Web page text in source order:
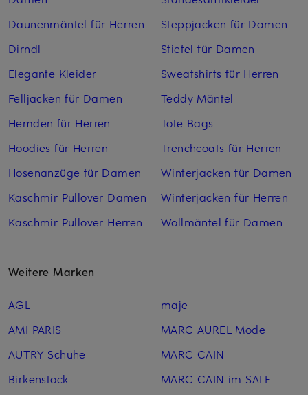
Daunenmäntel für Herren
Dirndl
Elegante Kleider
Felljacken für Damen
Hemden für Herren
Hoodies für Herren
Hosenanzüge für Damen
Kaschmir Pullover Damen
Kaschmir Pullover Herren
Steppjacken für Damen
Stiefel für Damen
Sweatshirts für Herren
Teddy Mäntel
Tote Bags
Trenchcoats für Herren
Winterjacken für Damen
Winterjacken für Herren
Wollmäntel für Damen
Weitere Marken
AGL
AMI PARIS
AUTRY Schuhe
Birkenstock
maje
MARC AUREL Mode
MARC CAIN
MARC CAIN im SALE